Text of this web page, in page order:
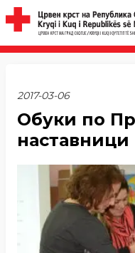
2017-03-06
Обуки по
наставници